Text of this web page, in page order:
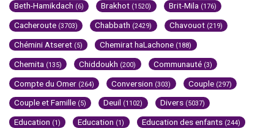
Beth-Hamikdach (6) Brakhot (1520) Brit-Mila (176)
Cacheroute (3703) Chabbath (2429) Chavouot (219)
Chémini Atseret (5) Chemirat haLachone (188)
Chemita (135) Chiddoukh (200) Communauté (3)
Compte du Omer (264) Conversion (303) Couple (297)
Couple et Famille (5) Deuil (1102) Divers (5037)
Education (1) Education (1) Education des enfants (244)